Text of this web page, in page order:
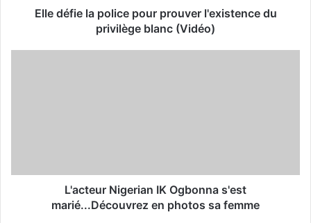
Elle défie la police pour prouver l'existence du
privilège blanc (Vidéo)
L'acteur Nigerian IK Ogbonna s'est
marié...Découvrez en photos sa femme